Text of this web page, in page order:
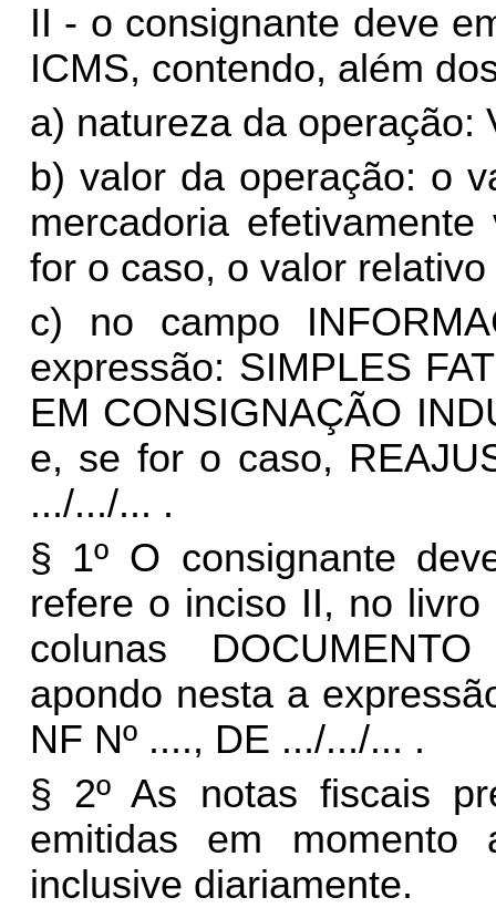
II - o consignante deve
ICMS, contendo, além
a) natureza da operação:
b) valor da operação: o
mercadoria
for o caso, o valor
c) no campo
expressão: SIMPLES
EM CONSIGNAÇÃO
e, se for o caso,
.../.../... .
§ 1º O consignante
refere o inciso II, no
colunas
apondo nesta a
NF Nº ...., DE .../.../... .
§ 2º As notas fiscais
emitidas em momento
inclusive diariamente.